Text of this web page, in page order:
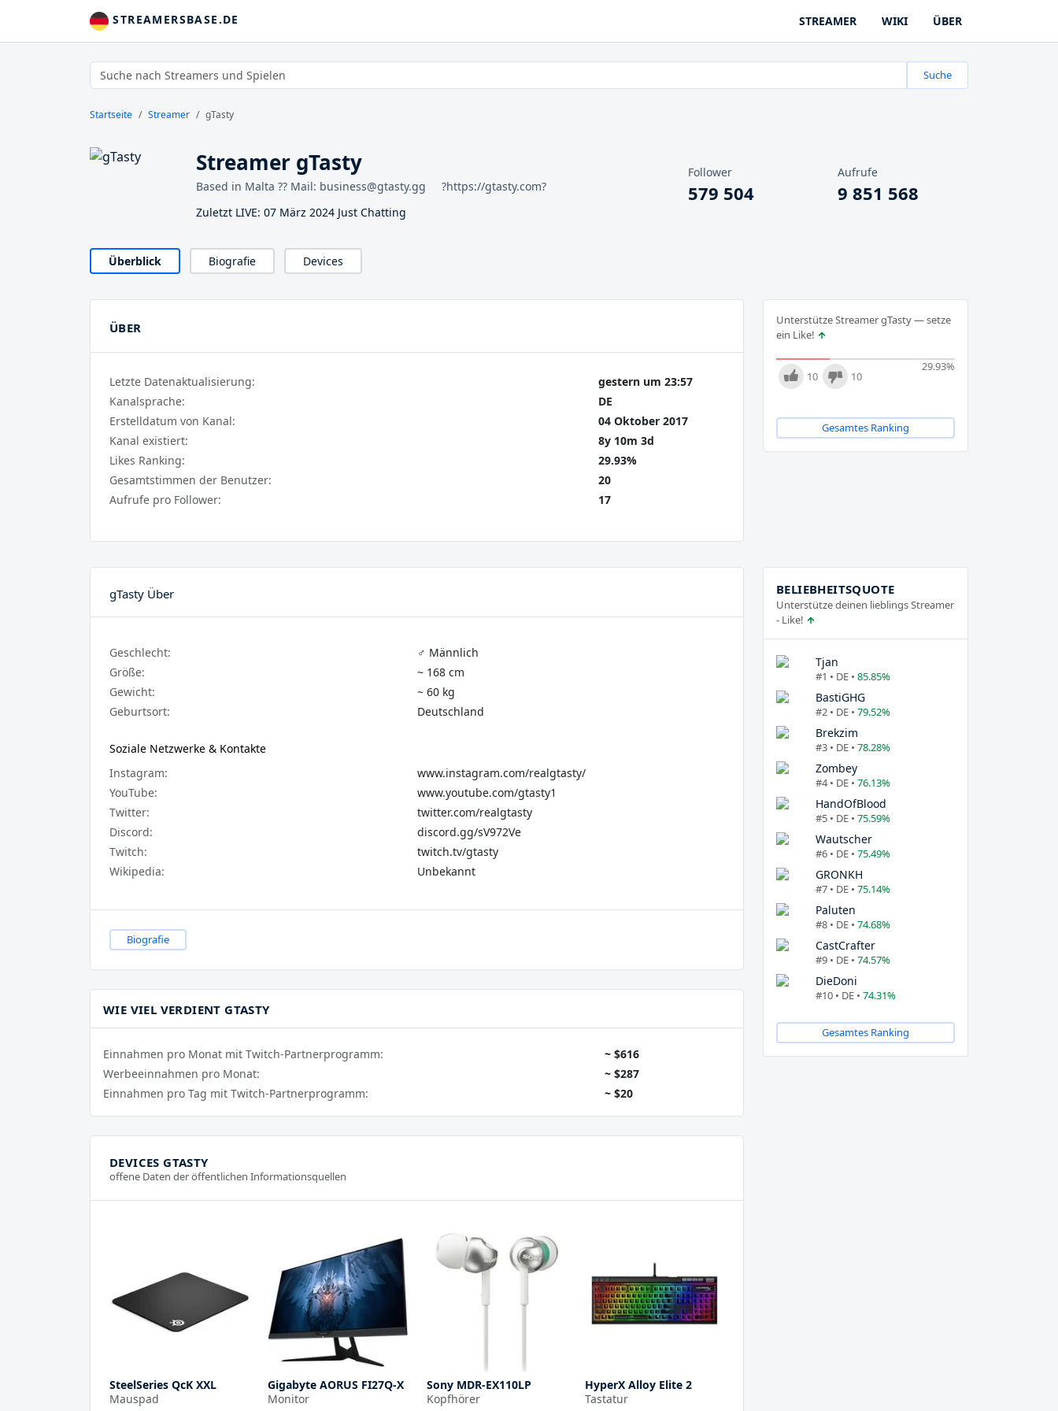
STREAMERSBASE.DE STREAMER WIKI ÜBER
Suche
Startseite Streamer gTasty
Streamer gTasty
Based in Malta ?? Mail: business@gtasty.gg⠀⠀?https://gtasty.com?
Zuletzt LIVE: 07 März 2024 Just Chatting
Follower
579 504
Aufrufe
9 851 568
Überblick Biografie Devices
Unterstütze Streamer gTasty — setze
ein Like!
29.93%
10 10
Gesamtes Ranking
ÜBER
Letzte Datenaktualisierung:
gestern um 23:57
Kanalsprache:
DE
Erstelldatum von Kanal:
04 Oktober 2017
Kanal existiert:
8y 10m 3d
Likes Ranking:
29.93%
Gesamtstimmen der Benutzer:
20
Aufrufe pro Follower:
17
gTasty Über
Geschlecht:
♂️ Männlich
Größe:
~ 168 cm
Gewicht:
~ 60 kg
Geburtsort:
Deutschland
Soziale Netzwerke & Kontakte
Instagram:
www.instagram.com/realgtasty/
YouTube:
www.youtube.com/gtasty1
Twitter:
twitter.com/realgtasty
Discord:
discord.gg/sV972Ve
Twitch:
twitch.tv/gtasty
Wikipedia:
Unbekannt
Biografie
WIE VIEL VERDIENT GTASTY
Einnahmen pro Monat mit Twitch-Partnerprogramm:
~ $616
Werbeeinnahmen pro Monat:
~ $287
Einnahmen pro Tag mit Twitch-Partnerprogramm:
~ $20
DEVICES GTASTY
offene Daten der öffentlichen Informationsquellen
SteelSeries QcK XXL
Mauspad
Gigabyte AORUS FI27Q-X
Monitor
Sony MDR-EX110LP
Kopfhörer
HyperX Alloy Elite 2
Tastatur
BELIEBHEITSQUOTE
Unterstütze deinen lieblings Streamer
- Like!
Tjan
#1 • DE • 85.85%
BastiGHG
#2 • DE • 79.52%
Brekzim
#3 • DE • 78.28%
Zombey
#4 • DE • 76.13%
HandOfBlood
#5 • DE • 75.59%
Wautscher
#6 • DE • 75.49%
GRONKH
#7 • DE • 75.14%
Paluten
#8 • DE • 74.68%
CastCrafter
#9 • DE • 74.57%
DieDoni
#10 • DE • 74.31%
Gesamtes Ranking